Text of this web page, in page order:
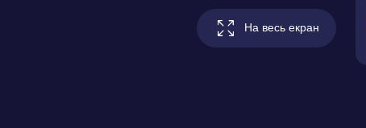
На весь екран